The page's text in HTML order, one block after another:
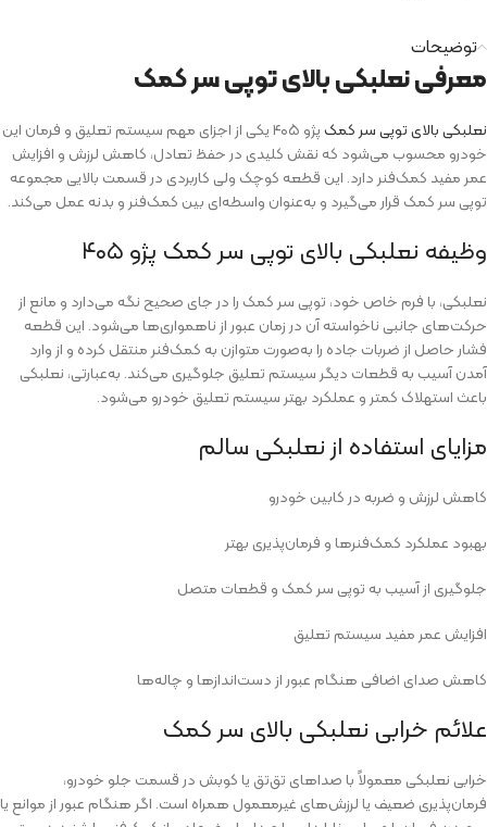
توضیحات
معرفی نعلبکی بالای توپی سر کمک
نعلبکی بالای توپی سر کمک
پژو ۴۰۵ یکی از اجزای مهم سیستم تعلیق و فرمان این
خودرو محسوب می‌شود که نقش کلیدی در حفظ تعادل، کاهش لرزش و افزایش
عمر مفید کمک‌فنر دارد. این قطعه کوچک ولی کاربردی در قسمت بالایی مجموعه
توپی سر کمک قرار می‌گیرد و به‌عنوان واسطه‌ای بین کمک‌فنر و بدنه عمل می‌کند.
وظیفه نعلبکی بالای توپی سر کمک پژو ۴۰۵
نعلبکی، با فرم خاص خود، توپی سر کمک را در جای صحیح نگه می‌دارد و مانع از
حرکت‌های جانبی ناخواسته آن در زمان عبور از ناهمواری‌ها می‌شود. این قطعه
فشار حاصل از ضربات جاده را به‌صورت متوازن به کمک‌فنر منتقل کرده و از وارد
آمدن آسیب به قطعات دیگر سیستم تعلیق جلوگیری می‌کند. به‌عبارتی، نعلبکی
باعث استهلاک کمتر و عملکرد بهتر سیستم تعلیق خودرو می‌شود.
مزایای استفاده از نعلبکی سالم
کاهش لرزش و ضربه در کابین خودرو
بهبود عملکرد کمک‌فنرها و فرمان‌پذیری بهتر
جلوگیری از آسیب به توپی سر کمک و قطعات متصل
افزایش عمر مفید سیستم تعلیق
کاهش صدای اضافی هنگام عبور از دست‌اندازها و چاله‌ها
علائم خرابی نعلبکی بالای سر کمک
خرابی نعلبکی معمولاً با صداهای تق‌تق یا کوبش در قسمت جلو خودرو،
فرمان‌پذیری ضعیف یا لرزش‌های غیرمعمول همراه است. اگر هنگام عبور از موانع یا